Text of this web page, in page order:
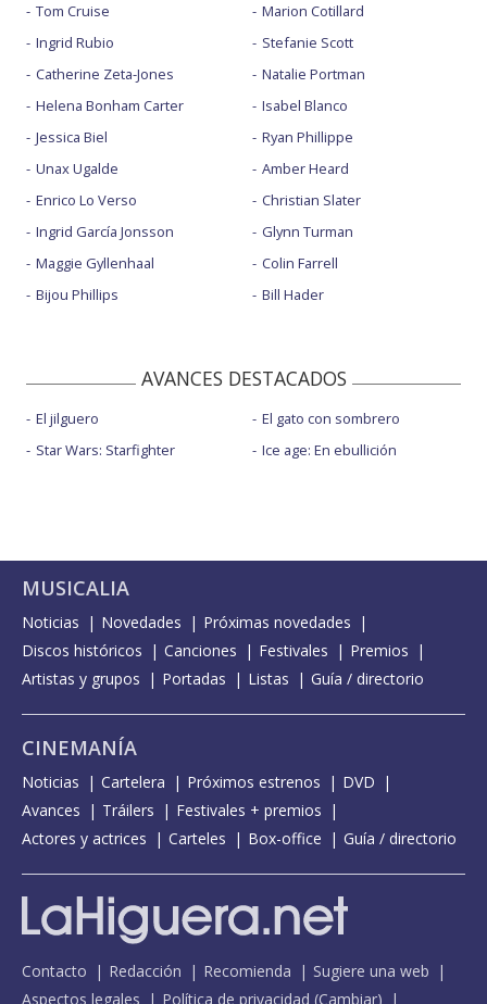
Tom Cruise
Ingrid Rubio
Catherine Zeta-Jones
Helena Bonham Carter
Jessica Biel
Unax Ugalde
Enrico Lo Verso
Ingrid García Jonsson
Maggie Gyllenhaal
Bijou Phillips
Marion Cotillard
Stefanie Scott
Natalie Portman
Isabel Blanco
Ryan Phillippe
Amber Heard
Christian Slater
Glynn Turman
Colin Farrell
Bill Hader
AVANCES DESTACADOS
El jilguero
Star Wars: Starfighter
El gato con sombrero
Ice age: En ebullición
MUSICALIA
Noticias Novedades
Próximas novedades
Discos históricos
Canciones Festivales
Premios
Artistas y grupos
Portadas Listas Guía / directorio
CINEMANÍA
Noticias Cartelera Próximos estrenos
DVD
Avances
Tráilers
Festivales + premios
Actores y actrices
Carteles Box-office Guía / directorio
Contacto Redacción Recomienda
Sugiere una web
Aspectos legales
Política de privacidad (Cambiar)